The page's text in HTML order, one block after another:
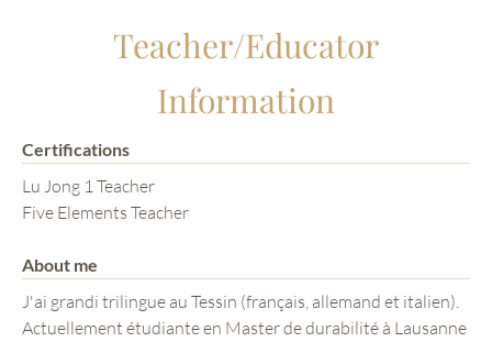
Teacher/Educator
Information
Certifications
Lu Jong 1 Teacher
Five Elements Teacher
About me
J'ai grandi trilingue au Tessin (français, allemand et italien).
Actuellement étudiante en Master de durabilité à Lausanne